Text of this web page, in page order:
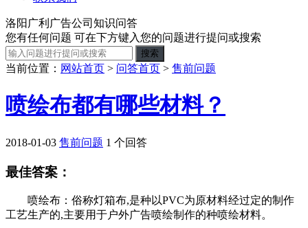
洛阳广利广告公司知识问答
您有任何问题 可在下方键入您的问题进行提问或搜索
当前位置： 网站首页 > 问答首页 > 售前问题
喷绘布都有哪些材料？
2018-01-03 售前问题 1 个回答
最佳答案：
喷绘布：俗称灯箱布,是种以PVC为原材料经过定的制作
工艺生产的,主要用于户外广告喷绘制作的种喷绘材料。